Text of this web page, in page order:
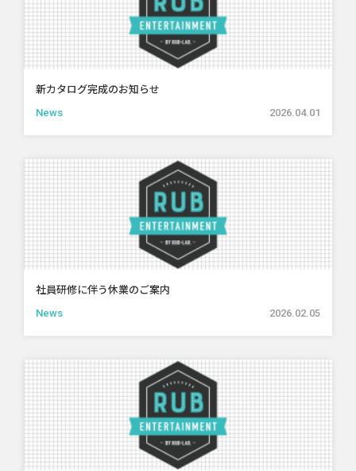
新カタログ完成のお知らせ
News 2026.04.01
社員研修に伴う休業のご案内
News 2026.02.05